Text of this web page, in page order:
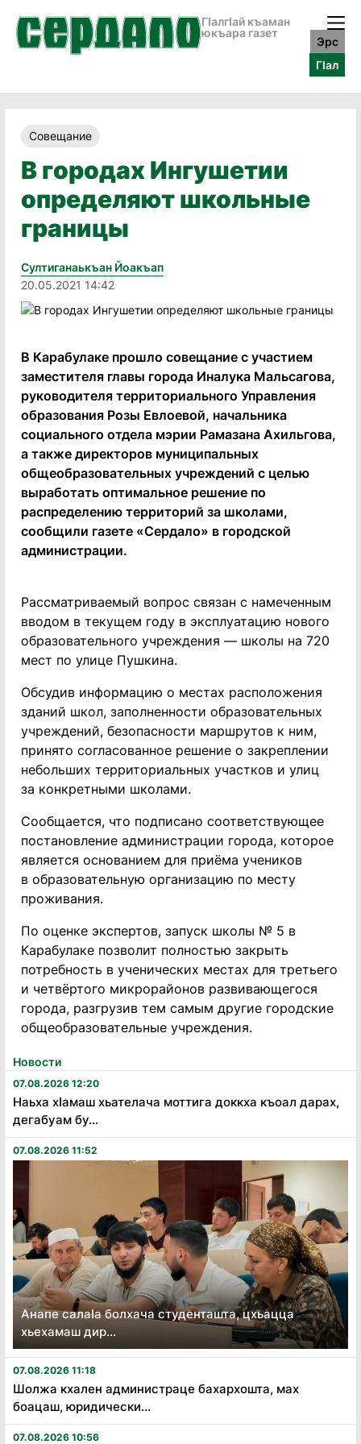
ГӀалгӀай къаман
юкъара газет
Эрс
ГӀал
Новости
07.08.2026 12:20
Наьха хӏамаш хьателача моттига доккха къоал дарах,
дегабуам бу...
07.08.2026 11:52
Анапе салаӏа болхача студенташта, цхьацца
хьехамаш дир...
07.08.2026 11:18
Шолжа кхален администраце бахархошта, мах
боацаш, юридически...
07.08.2026 10:56
Совещание
В городах Ингушетии
определяют школьные
границы
Султиганаькъан Йоакъап
20.05.2021 14:42
В Карабулаке прошло совещание с участием
заместителя главы города Иналука Мальсагова,
руководителя территориального Управления
образования Розы Евлоевой, начальника
социального отдела мэрии Рамазана Ахильгова,
а также директоров муниципальных
общеобразовательных учреждений с целью
выработать оптимальное решение по
распределению территорий за школами,
сообщили газете «Сердало» в городской
администрации.
Рассматриваемый вопрос связан с намеченным
вводом в текущем году в эксплуатацию нового
образовательного учреждения — школы на 720
мест по улице Пушкина.
Обсудив информацию о местах расположения
зданий школ, заполненности образовательных
учреждений, безопасности маршрутов к ним,
принято согласованное решение о закреплении
небольших территориальных участков и улиц
за конкретными школами.
Сообщается, что подписано соответствующее
постановление администрации города, которое
является основанием для приёма учеников
в образовательную организацию по месту
проживания.
По оценке экспертов, запуск школы № 5 в
Карабулаке позволит полностью закрыть
потребность в ученических местах для третьего
и четвёртого микрорайонов развивающегося
города, разгрузив тем самым другие городские
общеобразовательные учреждения.